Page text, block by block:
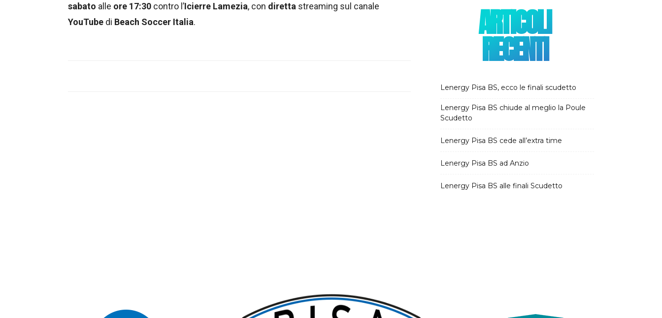
sabato alle ore 17:30 contro l’Icierre Lamezia, con diretta streaming sul canale
YouTube di Beach Soccer Italia. ARTICOLI
RECENTI
Lenergy Pisa BS, ecco le finali scudetto
Lenergy Pisa BS chiude al meglio la Poule
Scudetto
Lenergy Pisa BS cede all’extra time
Lenergy Pisa BS ad Anzio
Lenergy Pisa BS alle finali Scudetto